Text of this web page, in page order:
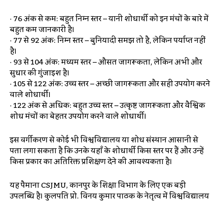
· 76 अंक से कम: बहुत निम्न स्तर – यानी शोधार्थी को इन मंचों के बारे में
बहुत कम जानकारी है।
· 77 से 92 अंक: निम्न स्तर – बुनियादी समझ तो है, लेकिन पर्याप्त नहीं
है।
· 93 से 104 अंक: मध्यम स्तर – औसत जागरूकता, लेकिन अभी और
सुधार की गुंजाइश है।
· 105 से 122 अंक: उच्च स्तर – अच्छी जागरूकता और सही उपयोग करने
वाले शोधार्थी।
· 122 अंक से अधिक: बहुत उच्च स्तर – उत्कृष्ट जागरूकता और वैश्विक
शोध मंचों का बेहतर उपयोग करने वाले शोधार्थी।
इस वर्गीकरण से कोई भी विश्वविद्यालय या शोध संस्थान आसानी से
पता लगा सकता है कि उनके यहाँ के शोधार्थी किस स्तर पर हैं और उन्हें
किस प्रकार का अतिरिक्त प्रशिक्षण देने की आवश्यकता है।
यह पैमाना CSJMU, कानपुर के शिक्षा विभाग के लिए एक बड़ी
उपलब्धि है। कुलपति प्रो. विनय कुमार पाठक के नेतृत्व में विश्वविद्यालय